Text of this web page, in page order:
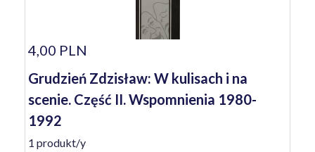
4,00 PLN
Grudzień Zdzisław: W kulisach i na
scenie. Część II. Wspomnienia 1980-
1992
1 produkt/y